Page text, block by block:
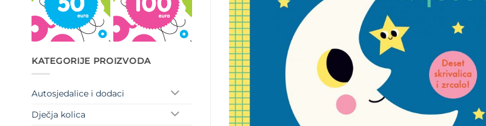
KATEGORIJE PROIZVODA
Autosjedalice i dodaci
Dječja kolica